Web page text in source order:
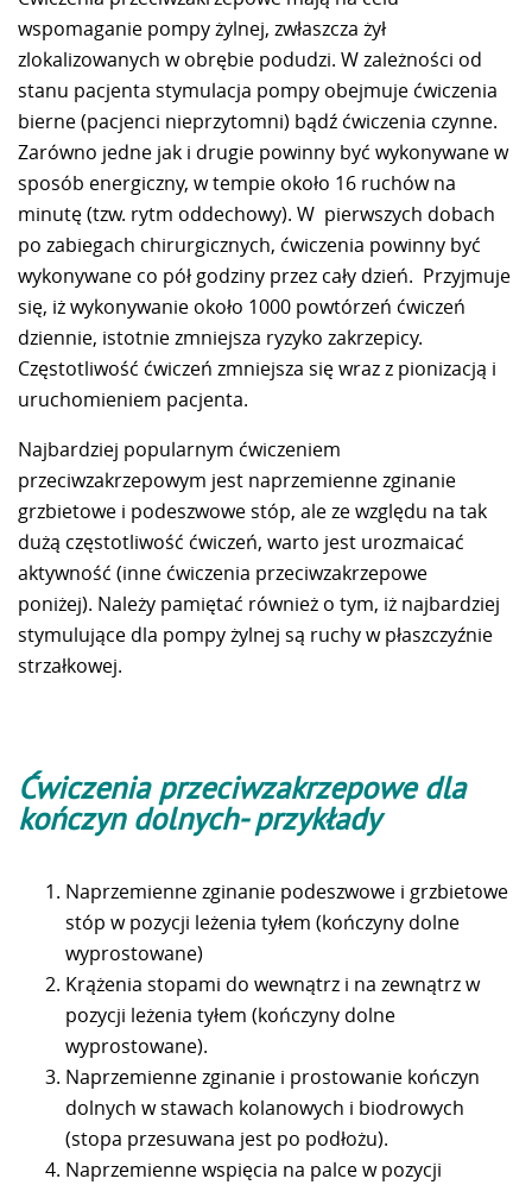
wspomaganie pompy żylnej, zwłaszcza żył
zlokalizowanych w obrębie podudzi. W zależności od
stanu pacjenta stymulacja pompy obejmuje ćwiczenia
bierne (pacjenci nieprzytomni) bądź ćwiczenia czynne.
Zarówno jedne jak i drugie powinny być wykonywane w
sposób energiczny, w tempie około 16 ruchów na
minutę (tzw. rytm oddechowy). W pierwszych dobach
po zabiegach chirurgicznych, ćwiczenia powinny być
wykonywane co pół godziny przez cały dzień. Przyjmuje
się, iż wykonywanie około 1000 powtórzeń ćwiczeń
dziennie, istotnie zmniejsza ryzyko zakrzepicy.
Częstotliwość ćwiczeń zmniejsza się wraz z pionizacją i
uruchomieniem pacjenta.
Najbardziej popularnym ćwiczeniem
przeciwzakrzepowym jest naprzemienne zginanie
grzbietowe i podeszwowe stóp, ale ze względu na tak
dużą częstotliwość ćwiczeń, warto jest urozmaicać
aktywność (inne ćwiczenia przeciwzakrzepowe
poniżej). Należy pamiętać również o tym, iż najbardziej
stymulujące dla pompy żylnej są ruchy w płaszczyźnie
strzałkowej.
Ćwiczenia przeciwzakrzepowe dla
kończyn dolnych- przykłady
Naprzemienne zginanie podeszwowe i grzbietowe
stóp w pozycji leżenia tyłem (kończyny dolne
wyprostowane)
Krążenia stopami do wewnątrz i na zewnątrz w
pozycji leżenia tyłem (kończyny dolne
wyprostowane).
Naprzemienne zginanie i prostowanie kończyn
dolnych w stawach kolanowych i biodrowych
(stopa przesuwana jest po podłożu).
Naprzemienne wspięcia na palce w pozycji